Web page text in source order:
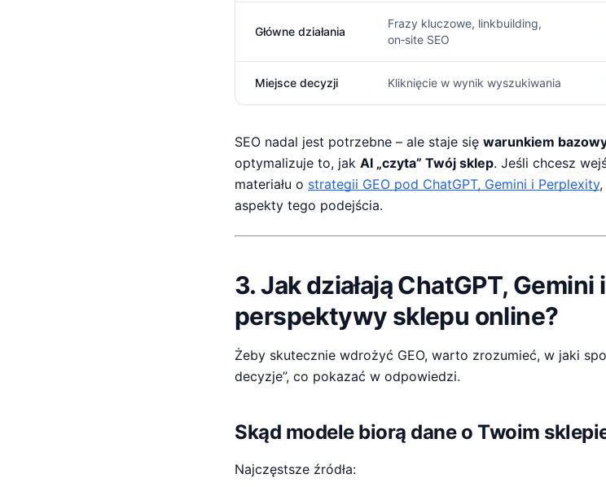
Główne działania
Frazy kluczowe, linkbuilding,
on‑site SEO
Miejsce decyzji Kliknięcie w wynik wyszukiwania
SEO nadal jest potrzebne – ale staje się warunkiem
optymalizuje to, jak AI „czyta” Twój sklep. Jeśli chcesz
materiału o strategii GEO pod ChatGPT, Gemini i Perplexity,
aspekty tego podejścia.
3. Jak działają ChatGPT,
perspektywy sklepu online?
Żeby skutecznie wdrożyć GEO, warto zrozumieć, w jaki
decyzje”, co pokazać w odpowiedzi.
Skąd modele biorą dane o Twoim
Najczęstsze źródła: